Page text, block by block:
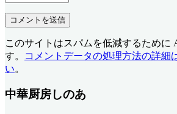
このサイトはスパムを低減するために
す。
コメントデータの処理方法の詳細
い。
中華厨房しのあ